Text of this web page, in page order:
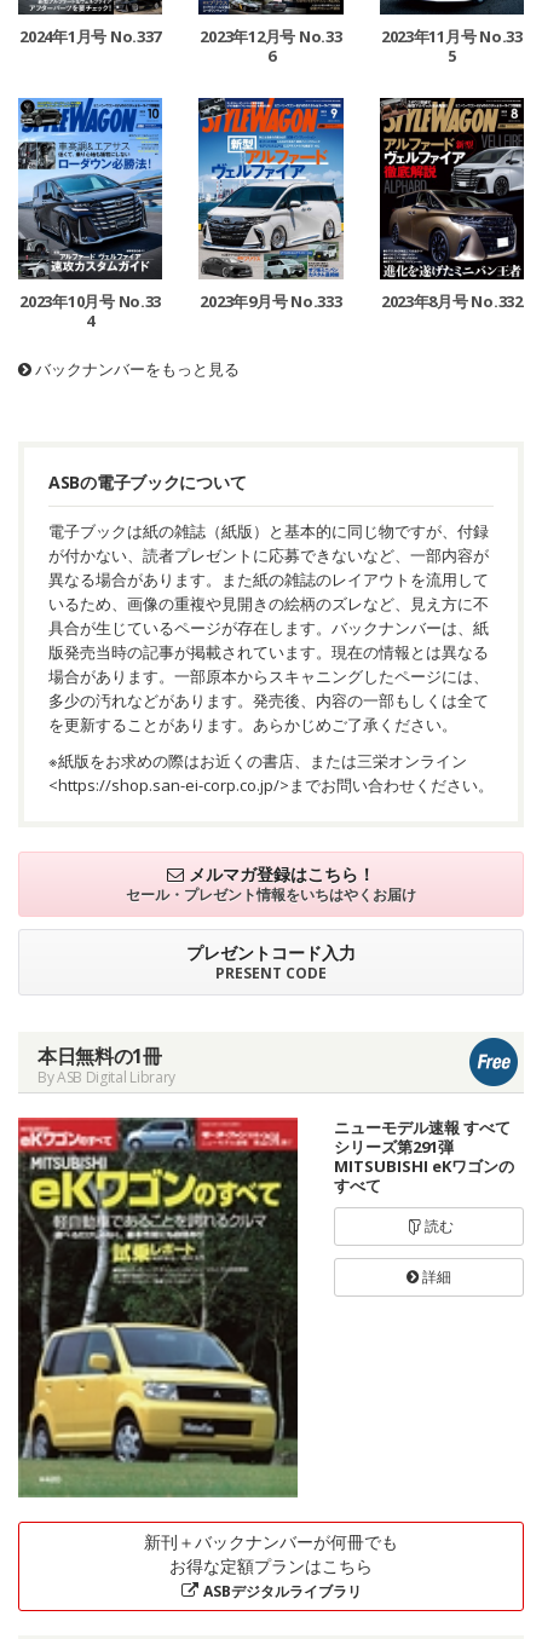
2024年1月号 No.337
2023年12月号 No.33
6
2023年11月号 No.33
5
2023年10月号 No.33
4
2023年9月号 No.333 2023年8月号 No.332
バックナンバーをもっと見る
ASBの電子ブックについて
電子ブックは紙の雑誌（紙版）と基本的に同じ物ですが、付録
が付かない、読者プレゼントに応募できないなど、一部内容が
異なる場合があります。また紙の雑誌のレイアウトを流用して
いるため、画像の重複や見開きの絵柄のズレなど、見え方に不
具合が生じているページが存在します。バックナンバーは、紙
版発売当時の記事が掲載されています。現在の情報とは異なる
場合があります。一部原本からスキャニングしたページには、
多少の汚れなどがあります。発売後、内容の一部もしくは全て
を更新することがあります。あらかじめご了承ください。
※紙版をお求めの際はお近くの書店、または三栄オンライン
<https://shop.san-ei-corp.co.jp/>までお問い合わせください。
メルマガ登録はこちら！
セール・プレゼント情報をいちはやくお届け
プレゼントコード入力
PRESENT CODE
本日無料の1冊
By ASB Digital Library
ニューモデル速報 すべて
シリーズ第291弾
MITSUBISHI eKワゴンの
すべて
読む
詳細
新刊＋バックナンバーが何冊でも
お得な定額プランはこちら
ASBデジタルライブラリ